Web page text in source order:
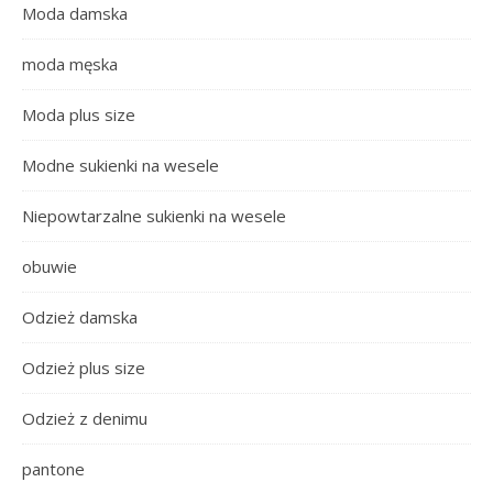
Moda damska
moda męska
Moda plus size
Modne sukienki na wesele
Niepowtarzalne sukienki na wesele
obuwie
Odzież damska
Odzież plus size
Odzież z denimu
pantone